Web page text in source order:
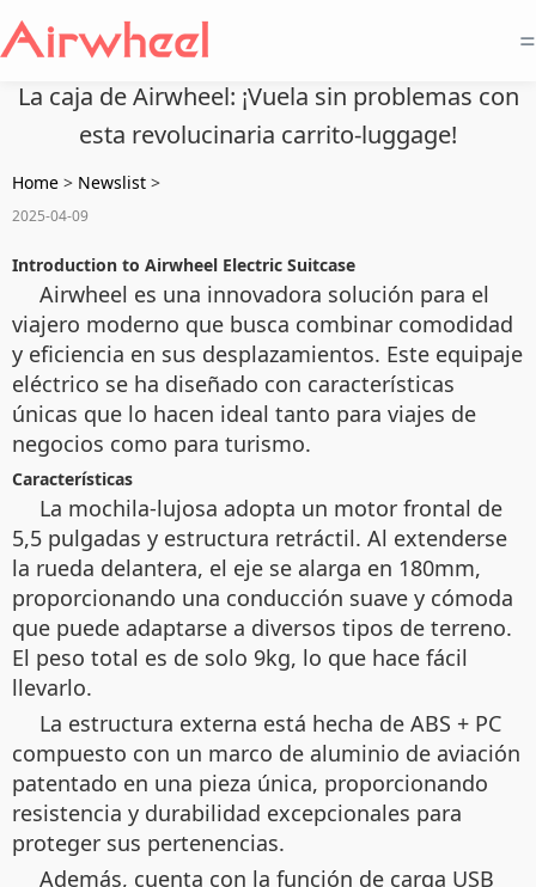
=
La caja de Airwheel: ¡Vuela sin problemas con
esta revolucinaria carrito-luggage!
Home > Newslist >
2025-04-09
Introduction to Airwheel Electric Suitcase
Airwheel es una innovadora solución para el
viajero moderno que busca combinar comodidad
y eficiencia en sus desplazamientos. Este equipaje
eléctrico se ha diseñado con características
únicas que lo hacen ideal tanto para viajes de
negocios como para turismo.
Características
La mochila-lujosa adopta un motor frontal de
5,5 pulgadas y estructura retráctil. Al extenderse
la rueda delantera, el eje se alarga en 180mm,
proporcionando una conducción suave y cómoda
que puede adaptarse a diversos tipos de terreno.
El peso total es de solo 9kg, lo que hace fácil
llevarlo.
La estructura externa está hecha de ABS + PC
compuesto con un marco de aluminio de aviación
patentado en una pieza única, proporcionando
resistencia y durabilidad excepcionales para
proteger sus pertenencias.
Además, cuenta con la función de carga USB